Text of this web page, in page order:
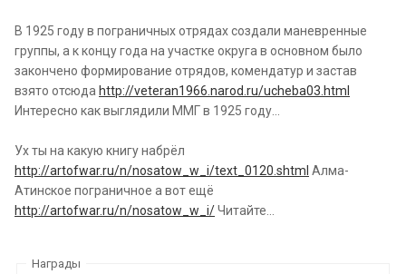
В 1925 году в пограничных отрядах создали маневренные
группы, а к концу года на участке округа в основном было
закончено формирование отрядов, комендатур и застав
взято отсюда http://veteran1966.narod.ru/ucheba03.html
Интересно как выглядили ММГ в 1925 году...
Ух ты на какую книгу набрёл
http://artofwar.ru/n/nosatow_w_i/text_0120.shtml Алма-
Атинское пограничное а вот ещё
http://artofwar.ru/n/nosatow_w_i/Читайте...
Награды